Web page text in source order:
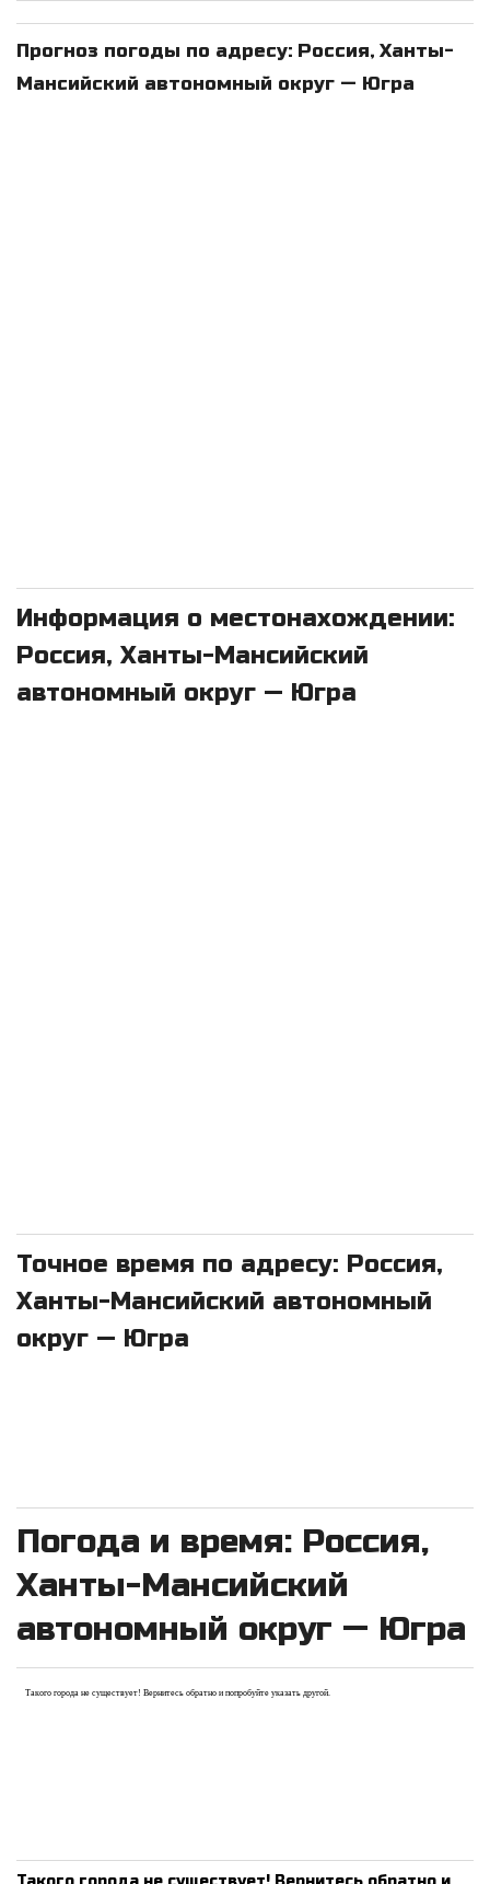
Прогноз погоды по адресу: Россия, Ханты-
Мансийский автономный округ — Югра
Информация о местонахождении:
Россия, Ханты-Мансийский
автономный округ — Югра
Точное время по адресу: Россия,
Ханты-Мансийский автономный
округ — Югра
Погода и время: Россия,
Ханты-Мансийский
автономный округ — Югра